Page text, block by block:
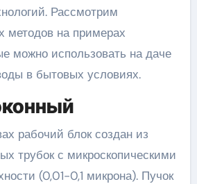
Рассмотрим
методов на примерах
можно использовать на даче
в бытовых условиях.
рабочий блок создан из
трубок с микроскопическими
(0,01-0,1 микрона). Пучок